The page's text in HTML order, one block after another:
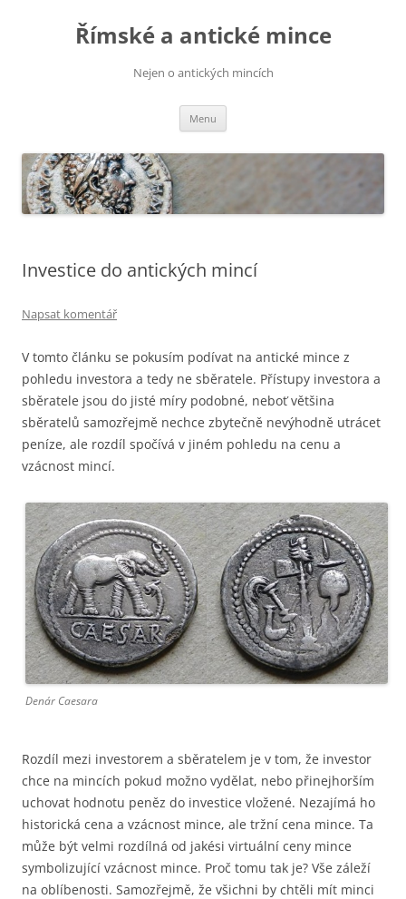
Římské a antické mince
Nejen o antických mincích
Menu
Investice do antických mincí
Napsat komentář
V tomto článku se pokusím podívat na antické mince z
pohledu investora a tedy ne sběratele. Přístupy investora a
sběratele jsou do jisté míry podobné, neboť většina
sběratelů samozřejmě nechce zbytečně nevýhodně utrácet
peníze, ale rozdíl spočívá v jiném pohledu na cenu a
vzácnost mincí.
Denár Caesara
Rozdíl mezi investorem a sběratelem je v tom, že investor
chce na mincích pokud možno vydělat, nebo přinejhorším
uchovat hodnotu peněz do investice vložené. Nezajímá ho
historická cena a vzácnost mince, ale tržní cena mince. Ta
může být velmi rozdílná od jakési virtuální ceny mince
symbolizující vzácnost mince. Proč tomu tak je? Vše záleží
na oblíbenosti. Samozřejmě, že všichni by chtěli mít minci